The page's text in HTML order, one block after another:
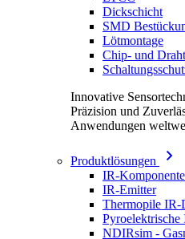
Dickschicht
SMD
Lötmontage
Chip- und
Innovative
Präzision und
Anwendungen
Produktlösungen
IR-
IR-Emitter
Thermopile IR-
Pyroelektrische
NDIRsim -